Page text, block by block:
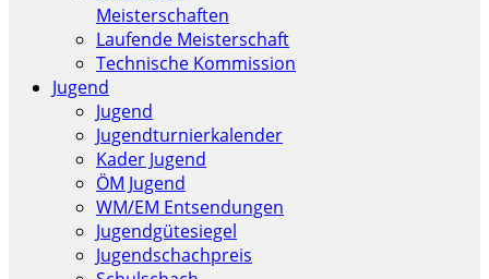
Meisterschaften
Laufende Meisterschaft
Technische Kommission
Jugend
Jugend
Jugendturnierkalender
Kader Jugend
ÖM Jugend
WM/EM Entsendungen
Jugendgütesiegel
Jugendschachpreis